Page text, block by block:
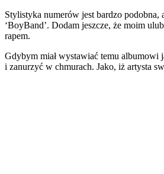
Stylistyka numerów jest bardzo podobna,
‘BoyBand’. Dodam jeszcze, że moim
rapem.
Gdybym miał wystawiać temu albumowi
i zanurzyć w chmurach. Jako, iż artysta